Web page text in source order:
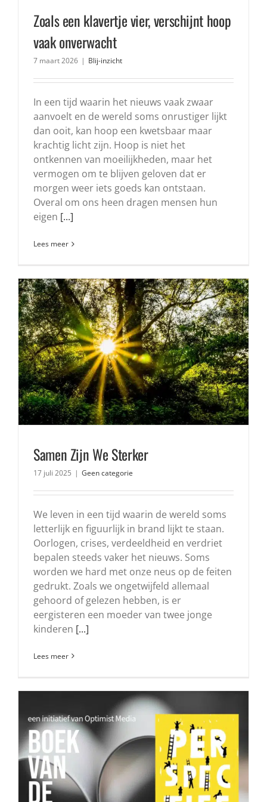
Zoals een klavertje vier, verschijnt hoop
vaak onverwacht
7 maart 2026 | Blij-inzicht
In een tijd waarin het nieuws vaak zwaar
aanvoelt en de wereld soms onrustiger lijkt
dan ooit, kan hoop een kwetsbaar maar
krachtig licht zijn. Hoop is niet het
ontkennen van moeilijkheden, maar het
vermogen om te blijven geloven dat er
morgen weer iets goeds kan ontstaan.
Overal om ons heen dragen mensen hun
eigen [...]
Lees meer
Samen Zijn We Sterker
17 juli 2025 | Geen categorie
We leven in een tijd waarin de wereld soms
letterlijk en figuurlijk in brand lijkt te staan.
Oorlogen, crises, verdeeldheid en verdriet
bepalen steeds vaker het nieuws. Soms
worden we hard met onze neus op de feiten
gedrukt. Zoals we ongetwijfeld allemaal
gehoord of gelezen hebben, is er
eergisteren een moeder van twee jonge
kinderen [...]
Lees meer